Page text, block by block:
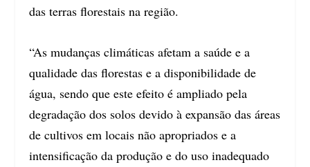
das terras florestais na região.
“As mudanças climáticas afetam a saúde e a
qualidade das florestas e a disponibilidade de
água, sendo que este efeito é ampliado pela
degradação dos solos devido à expansão das áreas
de cultivos em locais não apropriados e a
intensificação da produção e do uso inadequado